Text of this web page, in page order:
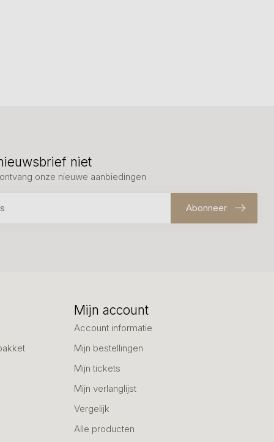
niet
onze nieuwe aanbiedingen
Abonneer
Mijn account
Account informatie
Mijn bestellingen
Mijn tickets
Mijn verlanglijst
Vergelijk
Alle producten